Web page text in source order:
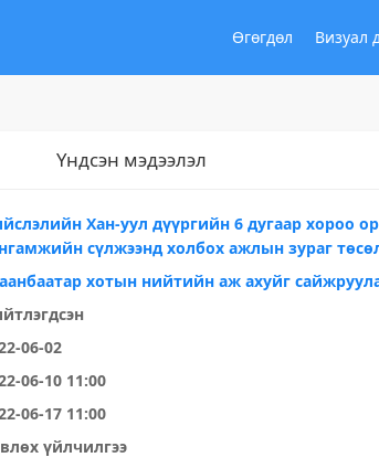
Өгөгдөл Визуал
Үндсэн мэдээлэл
Хан-уул дүүргийн 6 дугаар хороо
сүлжээнд холбох ажлын зураг
хотын нийтийн аж ахуйг
06-02
06-10 11:00
06-17 11:00
үйлчилгээ